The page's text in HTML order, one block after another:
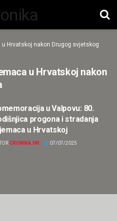
Hrvatskoj nakon Drugog svjetskog
u Hrvatskoj nakon
u Valpovu: 80.
progona i stradanja
u Hrvatskoj
CRONIKA.HR 07/07/2025